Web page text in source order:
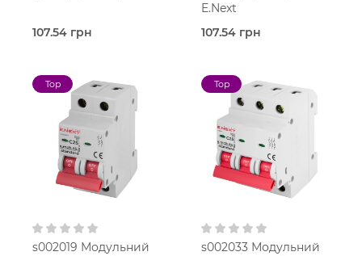
107.54 грн
Ампер
1-мод.
230V AC
E.Next
107.54 грн
Ампер
1-мод.
230V AC
Top
s002019 Модульний
Top
s002033 Модульний